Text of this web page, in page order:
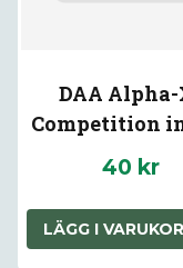
DAA
Competition
Bronse
40 kr
LÄGG I